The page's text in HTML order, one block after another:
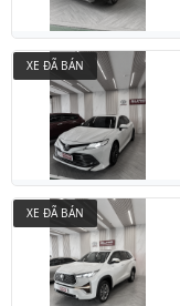
XE ĐÃ BÁN
XE ĐÃ BÁN